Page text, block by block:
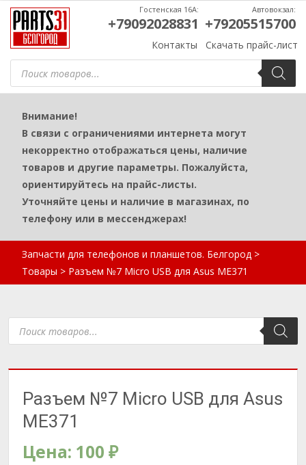
Поиск
товаров
Контакты Скачать прайс-лист
Гостенская 16А:
+79092028831
Автовокзал:
+79205515700
Внимание!
В связи с ограничениями интернета могут
некорректно отображаться цены, наличие
товаров и другие параметры. Пожалуйста,
ориентируйтесь на прайс-листы.
Уточняйте цены и наличие в магазинах, по
телефону или в мессенджерах!
Запчасти для телефонов и планшетов. Белгород >
Товары > Разъем №7 Micro USB для Asus ME371
Поиск
товаров
Разъем №7 Micro USB для Asus
ME371
Цена: 100 ₽